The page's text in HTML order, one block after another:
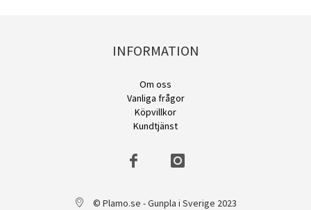
INFORMATION
Om oss
Vanliga frågor
Köpvillkor
Kundtjänst
© Plamo.se - Gunpla i Sverige 2023